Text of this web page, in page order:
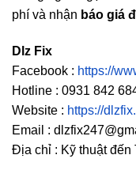
phí và nhận báo giá
Dlz Fix
Facebook : https://
Hotline : 0931 842
Website : https://
Email :
Địa chỉ : Kỹ thuật